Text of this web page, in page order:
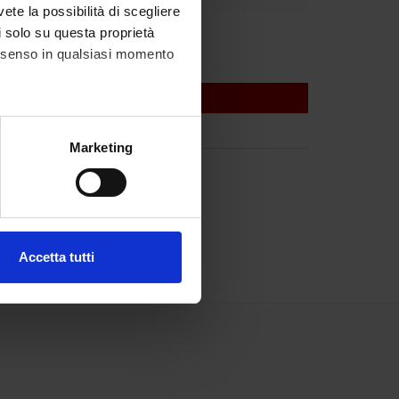
la possibilità di scegliere
su questa proprietà
in qualsiasi momento
metro,Marketing
Accetta tutti